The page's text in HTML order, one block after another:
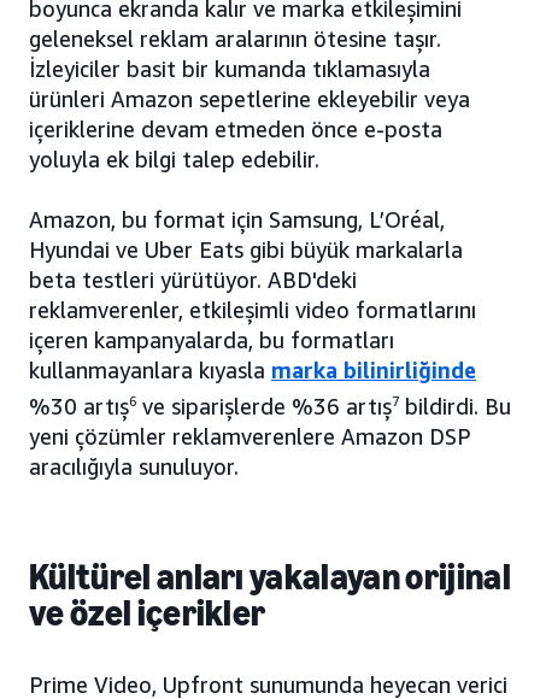
boyunca ekranda kalır ve marka etkileşimini
geleneksel reklam aralarının ötesine taşır.
İzleyiciler basit bir kumanda tıklamasıyla
ürünleri Amazon sepetlerine ekleyebilir veya
içeriklerine devam etmeden önce e-posta
yoluyla ek bilgi talep edebilir.
Amazon, bu format için Samsung, L’Oréal,
Hyundai ve Uber Eats gibi büyük markalarla
beta testleri yürütüyor. ABD'deki
reklamverenler, etkileşimli video formatlarını
içeren kampanyalarda, bu formatları
kullanmayanlara kıyasla marka bilinirliğinde
%30 artış6 ve siparişlerde %36 artış7 bildirdi. Bu
yeni çözümler reklamverenlere Amazon DSP
aracılığıyla sunuluyor.
Kültürel anları yakalayan orijinal
ve özel içerikler
Prime Video, Upfront sunumunda heyecan verici